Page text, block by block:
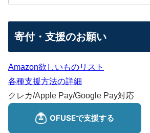
寄付・支援のお願い
Amazon欲しいものリスト
各種支援方法の詳細
クレカ/Apple Pay/Google Pay対応